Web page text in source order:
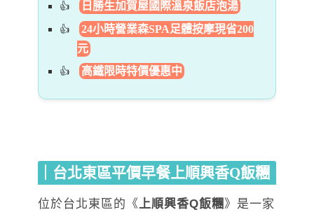
日勝生加賀屋國際溫泉飯店泡湯
24小時營業森SPA足體按摩現省200
元
高鐵限時特價優惠中
｜台北東區平價早餐上順興香Q飯糰
位於台北東區的《上順興香Q飯糰》是一家